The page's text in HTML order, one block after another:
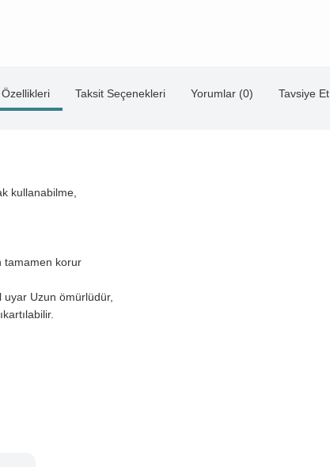
Taksit Seçenekleri Yorumlar (0) Tavsiye Et
kullanabilme,
tamamen korur
Uzun ömürlüdür,